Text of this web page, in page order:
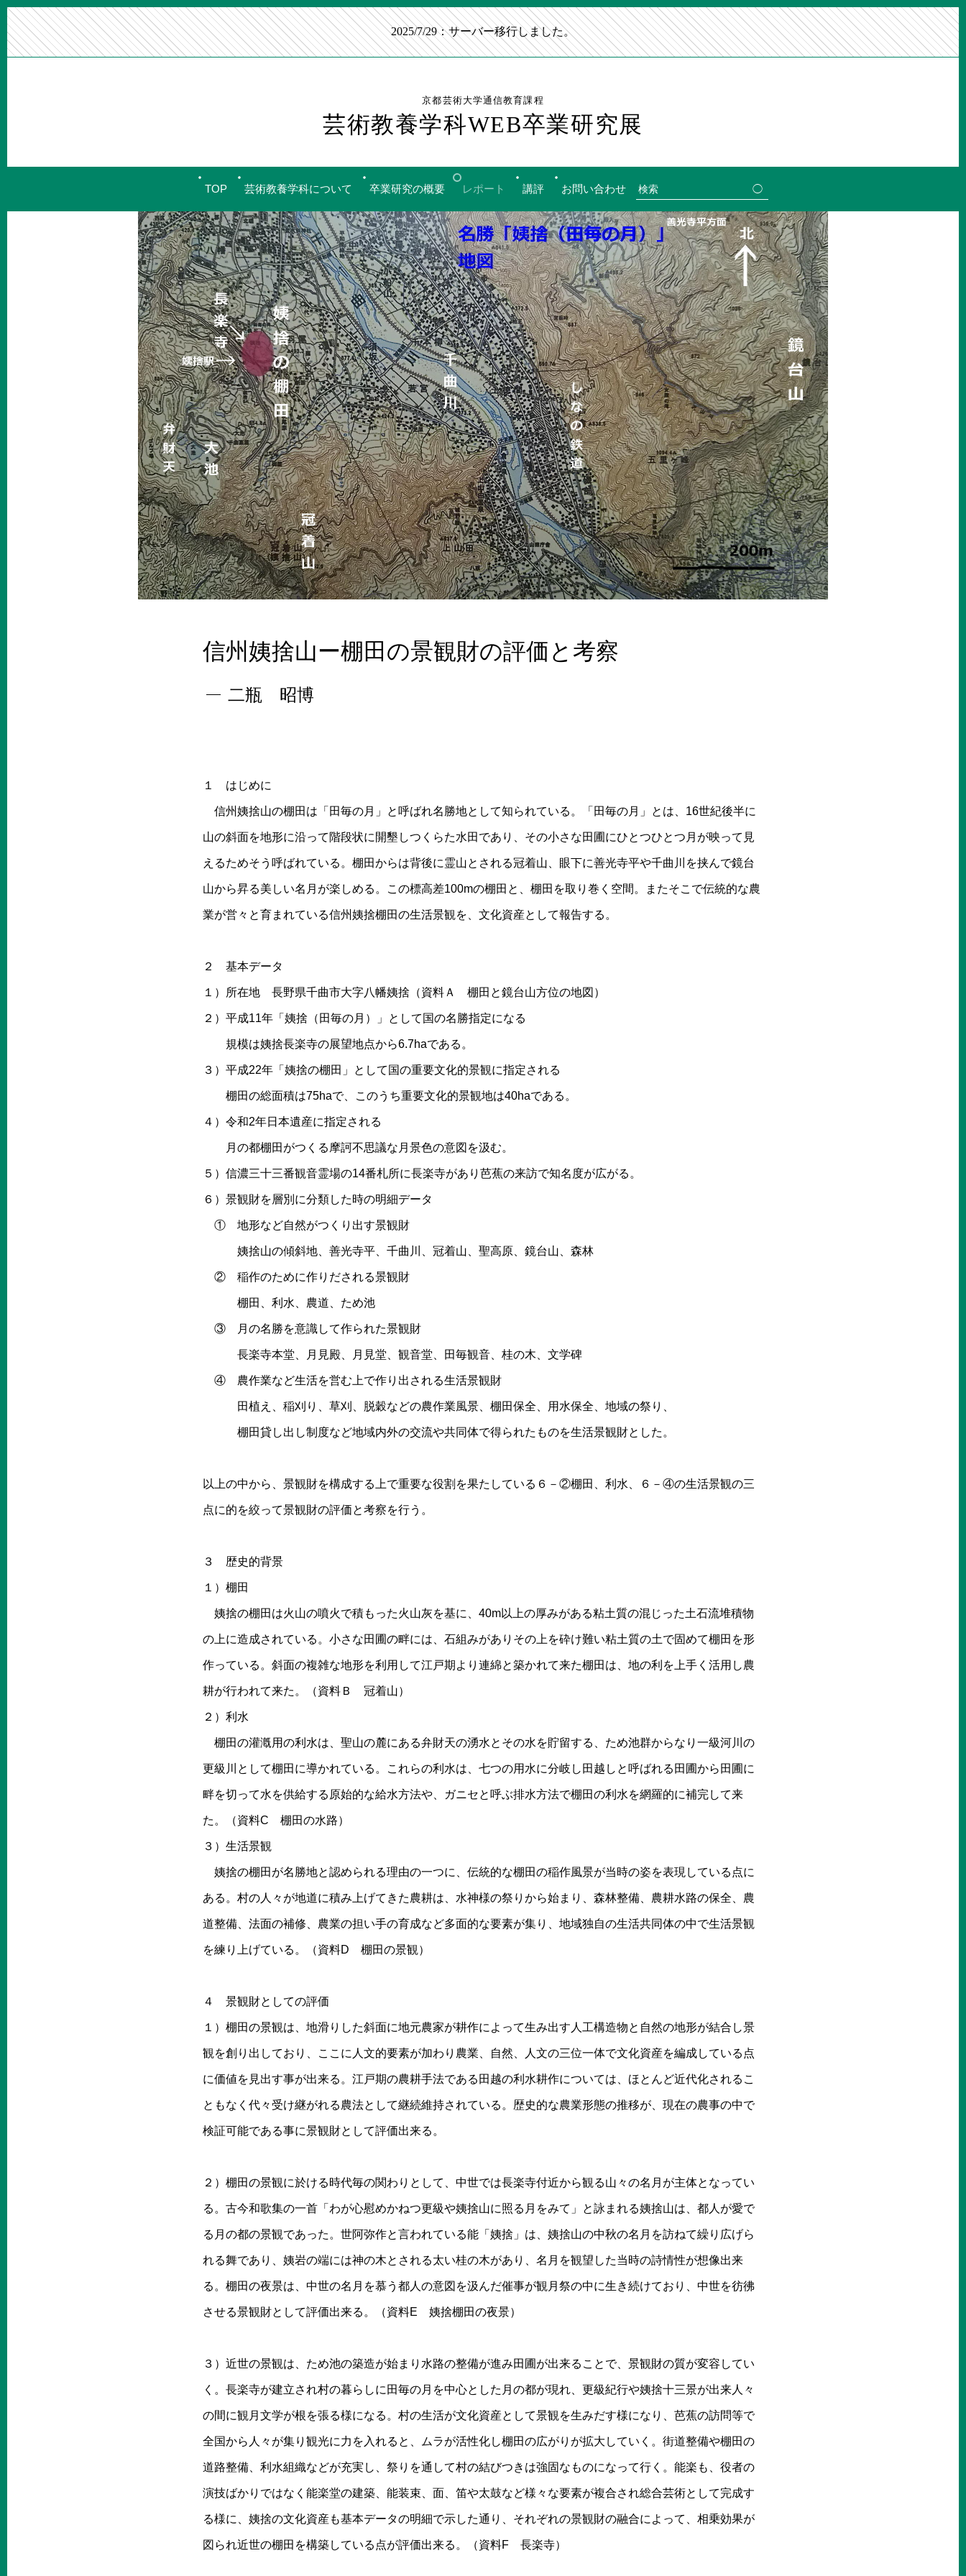
2025/7/29：サーバー移行しました。
京都芸術大学通信教育課程
芸術教養学科WEB卒業研究展
TOP 芸術教養学科について 卒業研究の概要 レポート 講評 お問い合わせ
信州姨捨山ー棚田の景観財の評価と考察
二瓶 昭博
１ はじめに
信州姨捨山の棚田は「田毎の月」と呼ばれ名勝地として知られている。「田毎の月」とは、16世紀後半に
山の斜面を地形に沿って階段状に開墾しつくらた水田であり、その小さな田圃にひとつひとつ月が映って見
えるためそう呼ばれている。棚田からは背後に霊山とされる冠着山、眼下に善光寺平や千曲川を挟んで鏡台
山から昇る美しい名月が楽しめる。この標高差100mの棚田と、棚田を取り巻く空間。またそこで伝統的な農
業が営々と育まれている信州姨捨棚田の生活景観を、文化資産として報告する。
２ 基本データ
１）所在地 長野県千曲市大字八幡姨捨（資料Ａ 棚田と鏡台山方位の地図）
２）平成11年「姨捨（田毎の月）」として国の名勝指定になる
規模は姨捨長楽寺の展望地点から6.7haである。
３）平成22年「姨捨の棚田」として国の重要文化的景観に指定される
棚田の総面積は75haで、このうち重要文化的景観地は40haである。
４）令和2年日本遺産に指定される
月の都棚田がつくる摩訶不思議な月景色の意図を汲む。
５）信濃三十三番観音霊場の14番札所に長楽寺があり芭蕉の来訪で知名度が広がる。
６）景観財を層別に分類した時の明細データ
① 地形など自然がつくり出す景観財
姨捨山の傾斜地、善光寺平、千曲川、冠着山、聖高原、鏡台山、森林
② 稲作のために作りだされる景観財
棚田、利水、農道、ため池
③ 月の名勝を意識して作られた景観財
長楽寺本堂、月見殿、月見堂、観音堂、田毎観音、桂の木、文学碑
④ 農作業など生活を営む上で作り出される生活景観財
田植え、稲刈り、草刈、脱穀などの農作業風景、棚田保全、用水保全、地域の祭り、
棚田貸し出し制度など地域内外の交流や共同体で得られたものを生活景観財とした。
以上の中から、景観財を構成する上で重要な役割を果たしている６－②棚田、利水、６－④の生活景観の三
点に的を絞って景観財の評価と考察を行う。
３ 歴史的背景
１）棚田
姨捨の棚田は火山の噴火で積もった火山灰を基に、40m以上の厚みがある粘土質の混じった土石流堆積物
の上に造成されている。小さな田圃の畔には、石組みがありその上を砕け難い粘土質の土で固めて棚田を形
作っている。斜面の複雑な地形を利用して江戸期より連綿と築かれて来た棚田は、地の利を上手く活用し農
耕が行われて来た。（資料Ｂ 冠着山）
２）利水
棚田の灌漑用の利水は、聖山の麓にある弁財天の湧水とその水を貯留する、ため池群からなり一級河川の
更級川として棚田に導かれている。これらの利水は、七つの用水に分岐し田越しと呼ばれる田圃から田圃に
畔を切って水を供給する原始的な給水方法や、ガニセと呼ぶ排水方法で棚田の利水を網羅的に補完して来
た。（資料C 棚田の水路）
３）生活景観
姨捨の棚田が名勝地と認められる理由の一つに、伝統的な棚田の稲作風景が当時の姿を表現している点に
ある。村の人々が地道に積み上げてきた農耕は、水神様の祭りから始まり、森林整備、農耕水路の保全、農
道整備、法面の補修、農業の担い手の育成など多面的な要素が集り、地域独自の生活共同体の中で生活景観
を練り上げている。（資料D 棚田の景観）
４ 景観財としての評価
１）棚田の景観は、地滑りした斜面に地元農家が耕作によって生み出す人工構造物と自然の地形が結合し景
観を創り出しており、ここに人文的要素が加わり農業、自然、人文の三位一体で文化資産を編成している点
に価値を見出す事が出来る。江戸期の農耕手法である田越の利水耕作については、ほとんど近代化されるこ
ともなく代々受け継がれる農法として継続維持されている。歴史的な農業形態の推移が、現在の農事の中で
検証可能である事に景観財として評価出来る。
２）棚田の景観に於ける時代毎の関わりとして、中世では長楽寺付近から観る山々の名月が主体となってい
る。古今和歌集の一首「わが心慰めかねつ更級や姨捨山に照る月をみて」と詠まれる姨捨山は、都人が愛で
る月の都の景観であった。世阿弥作と言われている能「姨捨」は、姨捨山の中秋の名月を訪ねて繰り広げら
れる舞であり、姨岩の端には神の木とされる太い桂の木があり、名月を観望した当時の詩情性が想像出来
る。棚田の夜景は、中世の名月を慕う都人の意図を汲んだ催事が観月祭の中に生き続けており、中世を彷彿
させる景観財として評価出来る。（資料E 姨捨棚田の夜景）
３）近世の景観は、ため池の築造が始まり水路の整備が進み田圃が出来ることで、景観財の質が変容してい
く。長楽寺が建立され村の暮らしに田毎の月を中心とした月の都が現れ、更級紀行や姨捨十三景が出来人々
の間に観月文学が根を張る様になる。村の生活が文化資産として景観を生みだす様になり、芭蕉の訪問等で
全国から人々が集り観光に力を入れると、ムラが活性化し棚田の広がりが拡大していく。街道整備や棚田の
道路整備、利水組織などが充実し、祭りを通して村の結びつきは強固なものになって行く。能楽も、役者の
演技ばかりではなく能楽堂の建築、能装束、面、笛や太鼓など様々な要素が複合され総合芸術として完成す
る様に、姨捨の文化資産も基本データの明細で示した通り、それぞれの景観財の融合によって、相乗効果が
図られ近世の棚田を構築している点が評価出来る。（資料F 長楽寺）